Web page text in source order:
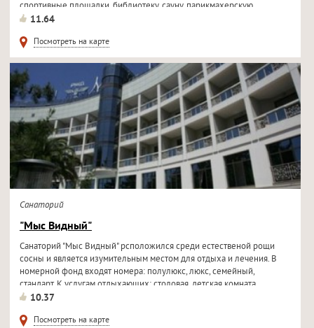
спортивные площадки, библиотеку, сауну, парикмахерскую...
11.64
Посмотреть на карте
Санаторий
"Мыс Видный"
Санаторий "Мыс Видный" рсположился среди естественой рощи
сосны и является изумительным местом для отдыха и лечения. В
номерной фонд входят номера: полулюкс, люкс, семейный,
стандарт. К услугам отдыхающих: столовая, детская комната...
10.37
Посмотреть на карте